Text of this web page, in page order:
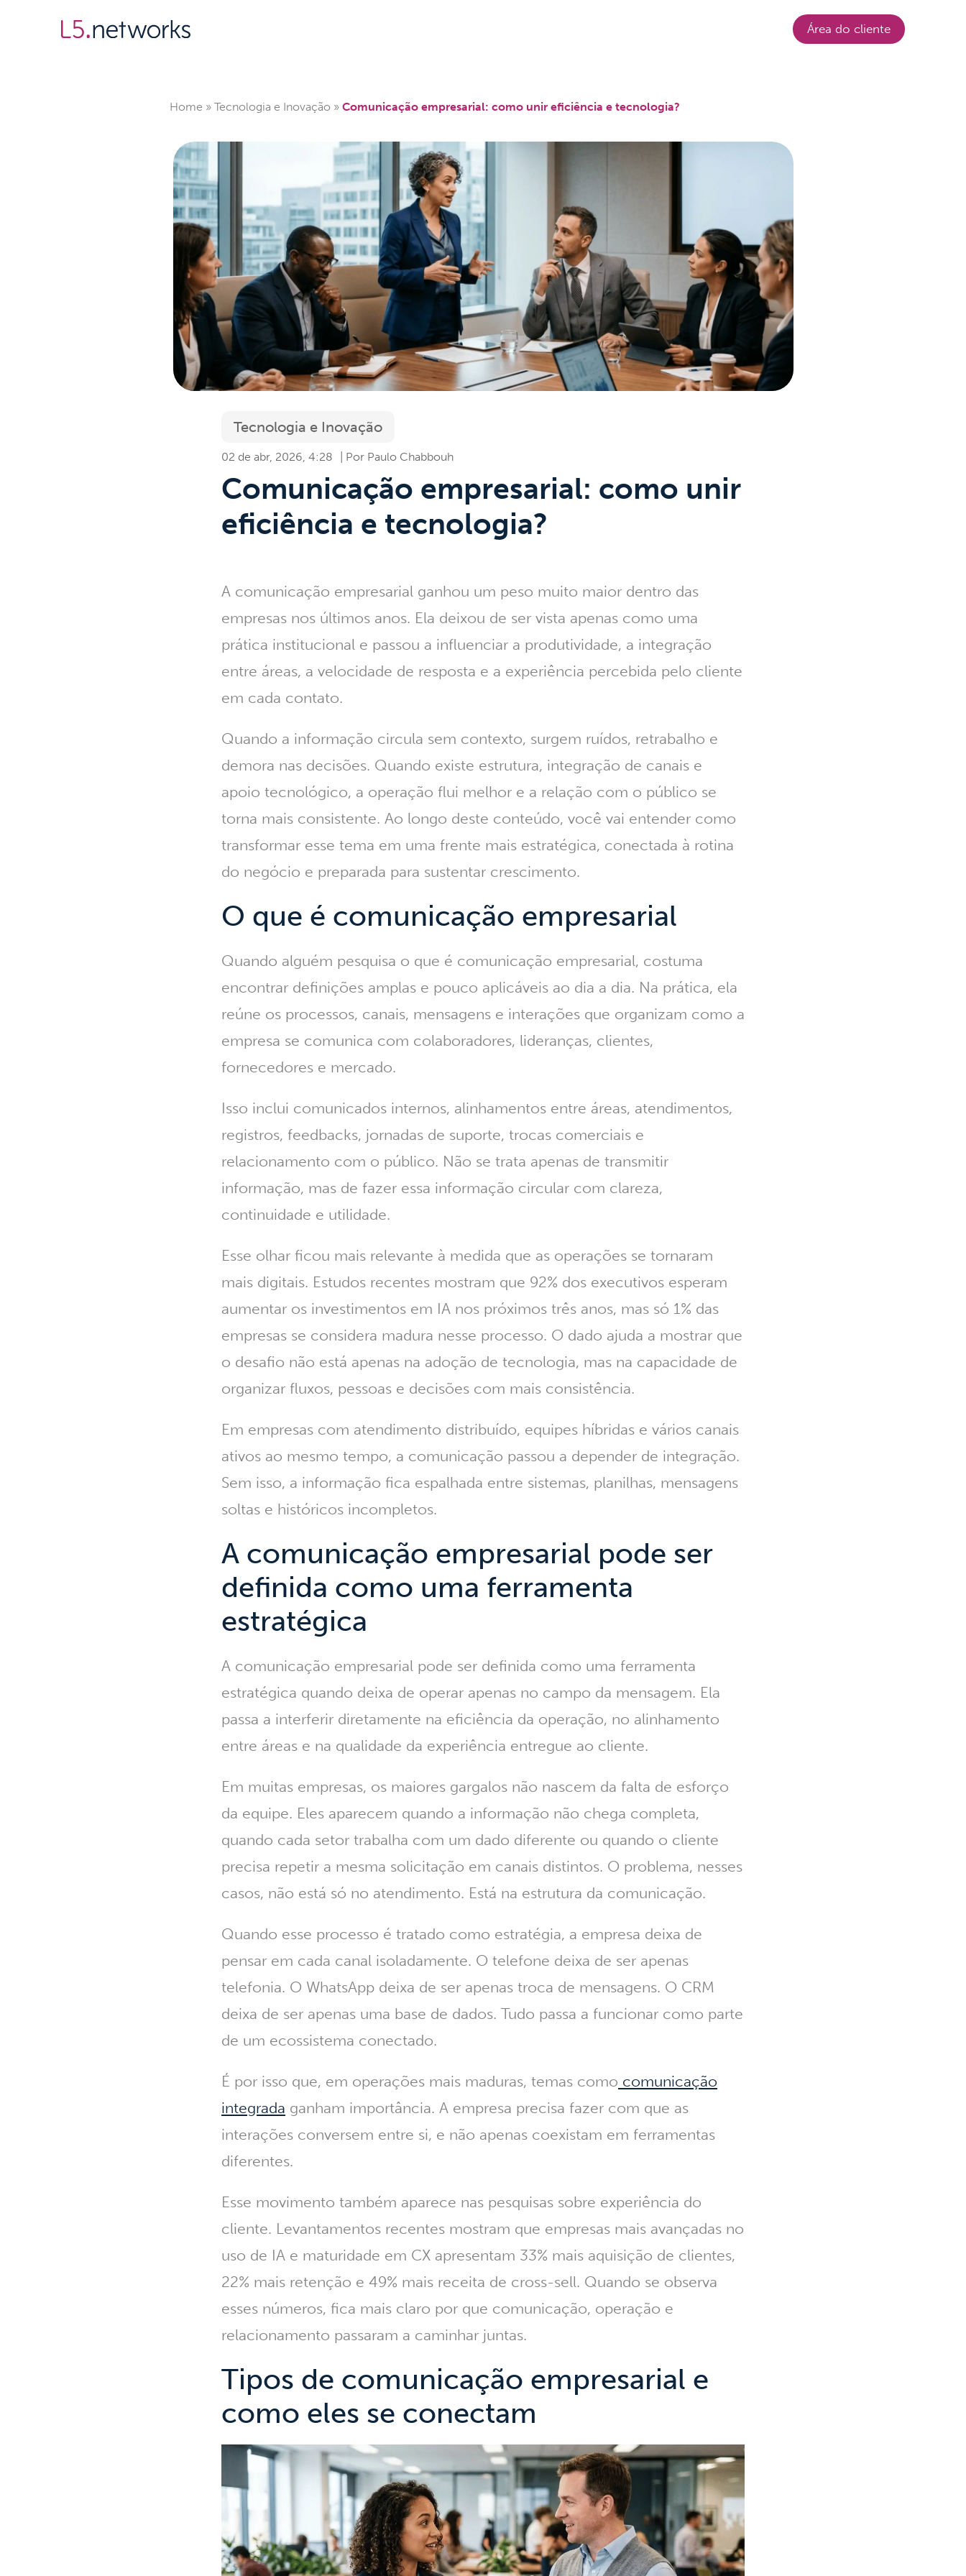
Área do cliente
Home » Tecnologia e Inovação » Comunicação empresarial: como unir eficiência e tecnologia?
Tecnologia e Inovação
Comunicação empresarial: como unir
eficiência e tecnologia?
Paulo Chabbouh
02 de abr, 2026, 4:28
A comunicação empresarial ganhou um peso muito maior dentro das
empresas nos últimos anos. Ela deixou de ser vista apenas como uma
prática institucional e passou a influenciar a produtividade, a integração
entre áreas, a velocidade de resposta e a experiência percebida pelo cliente
em cada contato.
Quando a informação circula sem contexto, surgem ruídos, retrabalho e
demora nas decisões. Quando existe estrutura, integração de canais e
apoio tecnológico, a operação flui melhor e a relação com o público se
torna mais consistente. Ao longo deste conteúdo, você vai entender como
transformar esse tema em uma frente mais estratégica, conectada à rotina
do negócio e preparada para sustentar crescimento.
O que é comunicação empresarial
Quando alguém pesquisa o que é comunicação empresarial, costuma
encontrar definições amplas e pouco aplicáveis ao dia a dia. Na prática, ela
reúne os processos, canais, mensagens e interações que organizam como a
empresa se comunica com colaboradores, lideranças, clientes,
fornecedores e mercado.
Isso inclui comunicados internos, alinhamentos entre áreas, atendimentos,
registros, feedbacks, jornadas de suporte, trocas comerciais e
relacionamento com o público. Não se trata apenas de transmitir
informação, mas de fazer essa informação circular com clareza,
continuidade e utilidade.
Esse olhar ficou mais relevante à medida que as operações se tornaram
mais digitais. Estudos recentes mostram que 92% dos executivos esperam
aumentar os investimentos em IA nos próximos três anos, mas só 1% das
empresas se considera madura nesse processo. O dado ajuda a mostrar que
o desafio não está apenas na adoção de tecnologia, mas na capacidade de
organizar fluxos, pessoas e decisões com mais consistência.
Em empresas com atendimento distribuído, equipes híbridas e vários canais
ativos ao mesmo tempo, a comunicação passou a depender de integração.
Sem isso, a informação fica espalhada entre sistemas, planilhas, mensagens
soltas e históricos incompletos.
A comunicação empresarial pode ser
definida como uma ferramenta
estratégica
A comunicação empresarial pode ser definida como uma ferramenta
estratégica quando deixa de operar apenas no campo da mensagem. Ela
passa a interferir diretamente na eficiência da operação, no alinhamento
entre áreas e na qualidade da experiência entregue ao cliente.
Em muitas empresas, os maiores gargalos não nascem da falta de esforço
da equipe. Eles aparecem quando a informação não chega completa,
quando cada setor trabalha com um dado diferente ou quando o cliente
precisa repetir a mesma solicitação em canais distintos. O problema, nesses
casos, não está só no atendimento. Está na estrutura da comunicação.
Quando esse processo é tratado como estratégia, a empresa deixa de
pensar em cada canal isoladamente. O telefone deixa de ser apenas
telefonia. O WhatsApp deixa de ser apenas troca de mensagens. O CRM
deixa de ser apenas uma base de dados. Tudo passa a funcionar como parte
de um ecossistema conectado.
É por isso que, em operações mais maduras, temas como comunicação
integrada ganham importância. A empresa precisa fazer com que as
interações conversem entre si, e não apenas coexistam em ferramentas
diferentes.
Esse movimento também aparece nas pesquisas sobre experiência do
cliente. Levantamentos recentes mostram que empresas mais avançadas no
uso de IA e maturidade em CX apresentam 33% mais aquisição de clientes,
22% mais retenção e 49% mais receita de cross-sell. Quando se observa
esses números, fica mais claro por que comunicação, operação e
relacionamento passaram a caminhar juntas.
Tipos de comunicação empresarial e
como eles se conectam